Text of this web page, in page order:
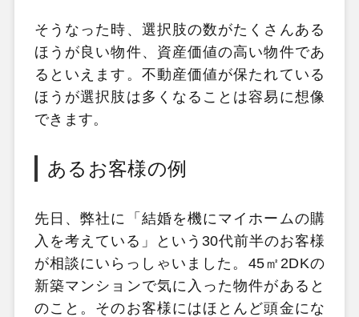
そうなった時、選択肢の数がたくさんある
ほうが良い物件、資産価値の高い物件であ
るといえます。不動産価値が保たれている
ほうが選択肢は多くなることは容易に想像
できます。
あるお客様の例
先日、弊社に「結婚を機にマイホームの購
入を考えている」という30代前半のお客様
が相談にいらっしゃいました。45㎡2DKの
新築マンションで気に入った物件があると
のこと。そのお客様にはほとんど頭金にな